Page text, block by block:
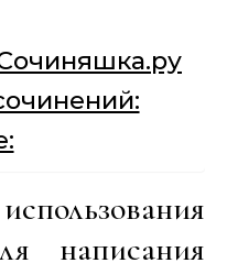
написания